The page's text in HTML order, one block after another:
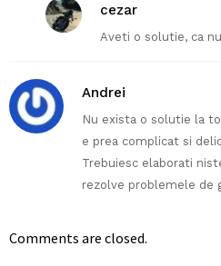
cezar
Aveti o solutie, ca
Andrei
Nu exista o solutie la
e prea complicat si
Trebuiesc elaborati
rezolve problemele de
Comments are closed.